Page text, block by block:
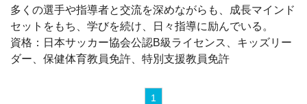
多くの選手や指導者と交流を深めながらも、成長マインド
セットをもち、学びを続け、日々指導に励んでいる。
資格：日本サッカー協会公認B級ライセンス、キッズリー
ダー、保健体育教員免許、特別支援教員免許
1